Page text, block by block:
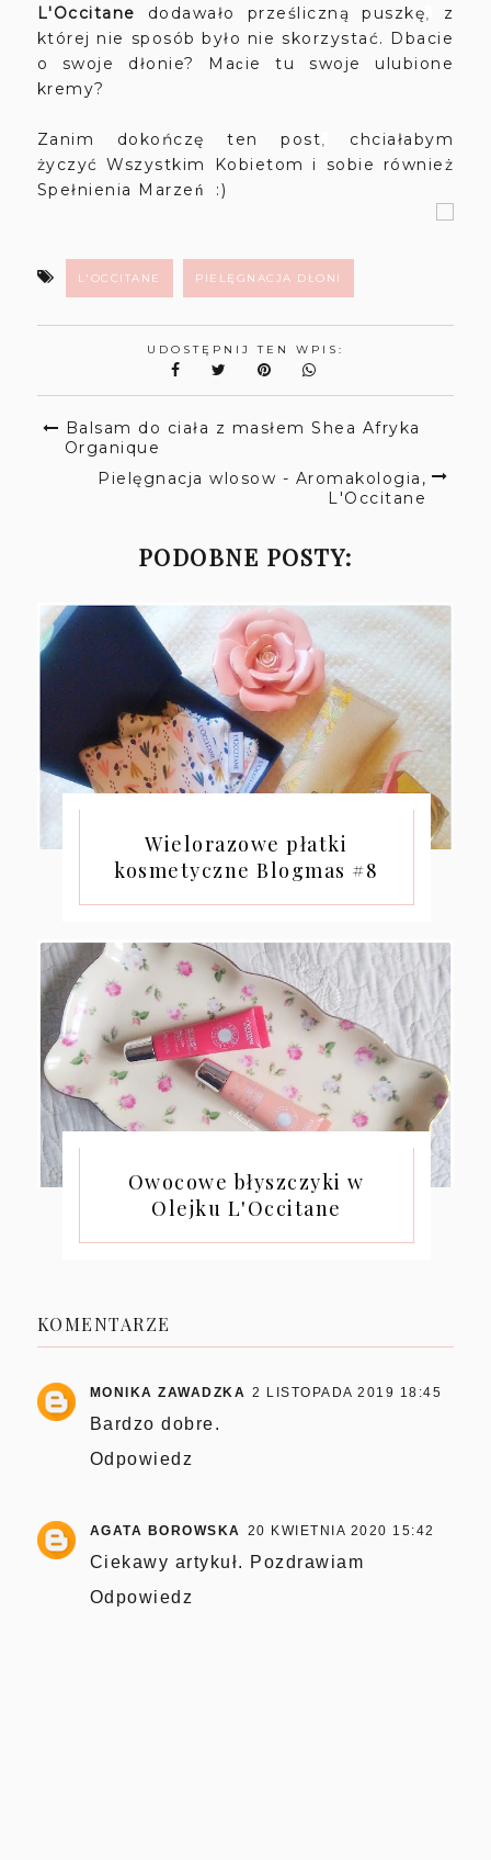
L'Occitane dodawało prześliczną puszkę,
z
której nie sposób było nie skorzystać. Dbacie
o swoje dłonie? Mac ie tu swoje ulubione
kremy?
Zanim dokończę ten post,
chciałabym
życzyć Wszystkim Kobietom i sobie również
Spełnienia Marze ń :)
L'OCCITANE PIELĘGNACJA DŁONI
UDOSTĘPNIJ TEN WPIS:
Balsam do ciała z masłem Shea Afryka
Organique
Pielęgnacja wlosow - Aromakologia,
L'Occitane
PODOBNE POSTY:
Wielorazowe płatki
kosmetyczne Blogmas #8
Owocowe błyszczyki w
Olejku L'Occitane
KOMENTARZE
MONIKA ZAWADZKA 2 LISTOPADA 2019 18:45
Bardzo dobre.
Odpowiedz
AGATA BOROWSKA 20 KWIETNIA 2020 15:42
Ciekawy artykuł. Pozdrawiam
Odpowiedz